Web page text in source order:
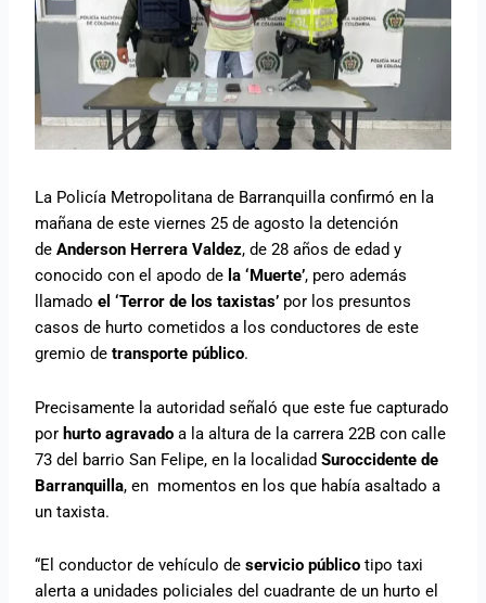
La Policía Metropolitana de Barranquilla confirmó en la
mañana de este viernes 25 de agosto la detención
deAnderson Herrera Valdez, de 28 años de edad y
conocido con el apodo de la ‘Muerte’, pero además
llamado el ‘Terror de los taxistas’ por los presuntos
casos de hurto cometidos a los conductores de este
gremio detransporte público.
Precisamente la autoridad señaló que este fue capturado
por hurto agravadoa la altura de la carrera 22B con calle
73 del barrio San Felipe, en la localidadSuroccidente de
Barranquilla, en momentos en los que había asaltado a
un taxista.
“El conductor de vehículo deservicio públicotipo taxi
alerta a unidades policiales del cuadrante de un hurto el